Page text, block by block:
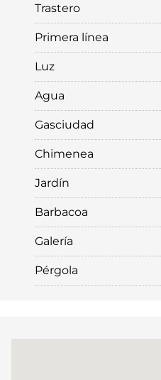
Trastero
Primera línea
Luz
Agua
Gasciudad
Chimenea
Jardín
Barbacoa
Galería
Pérgola